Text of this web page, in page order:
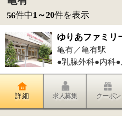
ゆうデンタルケア
●歯科●小児歯科●歯科口腔外科
詳 細 求人募集 クーポン 地 図
飯田歯科クリニック
亀有／亀有駅
科●訪問歯科診療